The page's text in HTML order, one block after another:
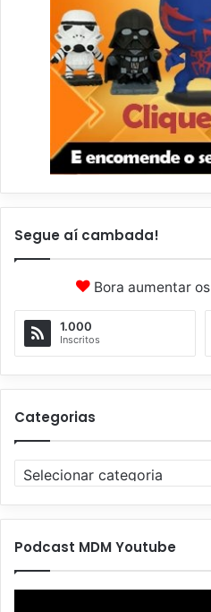
Segue aí cambada!
Bora aumentar os
1.000
Inscritos
Categorias
a
t
g
Podcast MDM Youtube